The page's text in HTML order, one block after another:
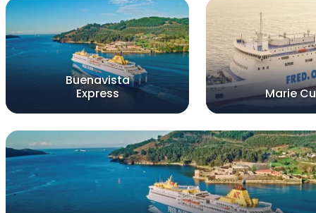
Buenavista
Express
Marie